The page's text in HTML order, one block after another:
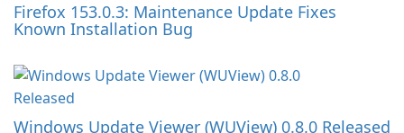
Firefox 153.0.3: Maintenance Update Fixes
Known Installation Bug
Windows Update Viewer (WUView) 0.8.0 Released